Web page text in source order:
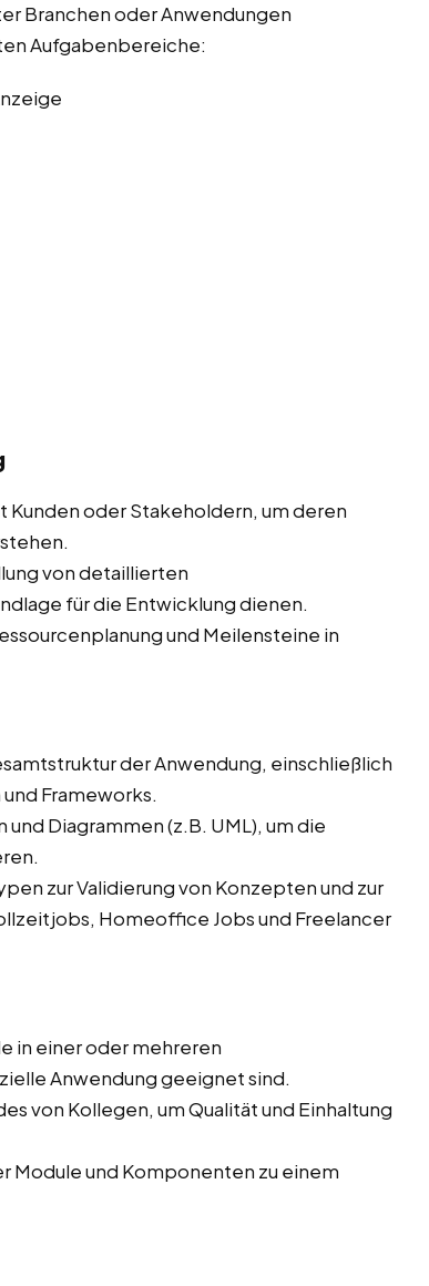
Branchen oder Anwendungen
Aufgabenbereiche:
Kunden oder Stakeholdern, um deren
von detaillierten
für die Entwicklung dienen.
und Meilensteine in
der Anwendung, einschließlich
Frameworks.
Diagrammen (z.B. UML), um die
zur Validierung von Konzepten und zur
Homeoffice Jobs und Freelancer
in einer oder mehreren
Anwendung geeignet sind.
von Kollegen, um Qualität und Einhaltung
Module und Komponenten zu einem